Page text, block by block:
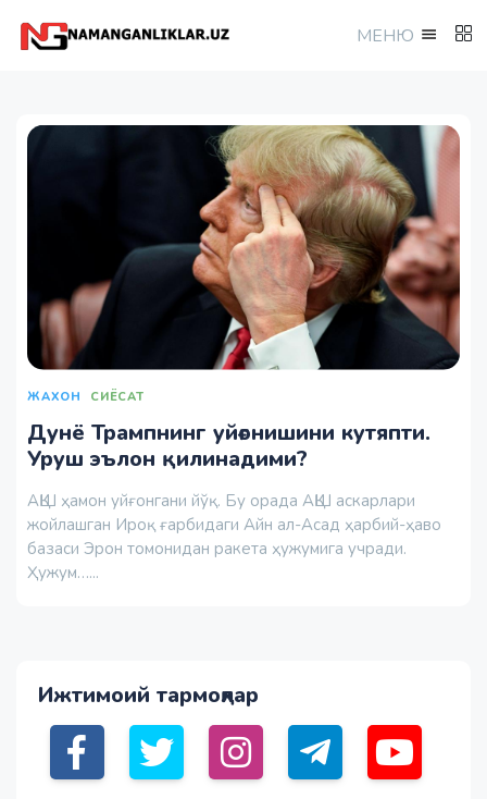
МEНЮ
ЖАХОН СИЁСАТ
Дунё Трампнинг уйғонишини кутяпти.
Уруш эълон қилинадими?
АҚШ ҳамон уйғонгани йўқ. Бу орада АҚШ аскарлари
жойлашган Ироқ ғарбидаги Айн ал-Асад ҳарбий-ҳаво
базаси Эрон томонидан ракета ҳужумига учради.
Ҳужум…...
Ижтимоий тармоқлар